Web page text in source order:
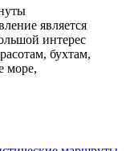
является
интерес
бухтам,
море,